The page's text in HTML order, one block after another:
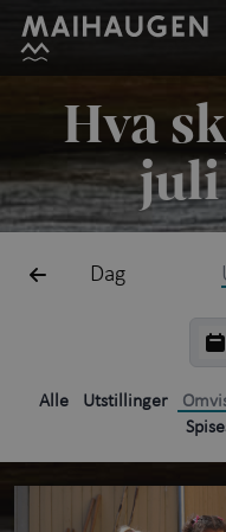
Hopp til hovedinnhold
Søk
Åpent kl.
Billetter
Planlegg
Utstillinger
Aktiviteter
Hva
juli
Dag
Alle Utstillinger